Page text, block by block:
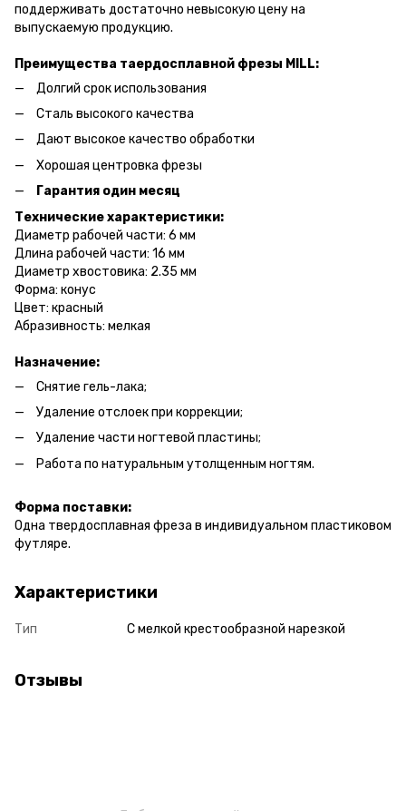
поддерживать достаточно невысокую цену на
выпускаемую продукцию.
Преимущества таердосплавной фрезы MILL:
Долгий срок использования
Сталь высокого качества
Дают высокое качество обработки
Хорошая центровка фрезы
Гарантия один месяц
Технические характеристики:
Диаметр рабочей части: 6 мм
Длина рабочей части: 16 мм
Диаметр хвостовика: 2.35 мм
Форма: конус
Цвет: красный
Абразивность: мелкая
Назначение:
Снятие гель-лака;
Удаление отслоек при коррекции;
Удаление части ногтевой пластины;
Работа по натуральным утолщенным ногтям.
Форма поставки:
Одна твердосплавная фреза в индивидуальном пластиковом
футляре.
Характеристики
Тип С мелкой крестообразной нарезкой
Отзывы